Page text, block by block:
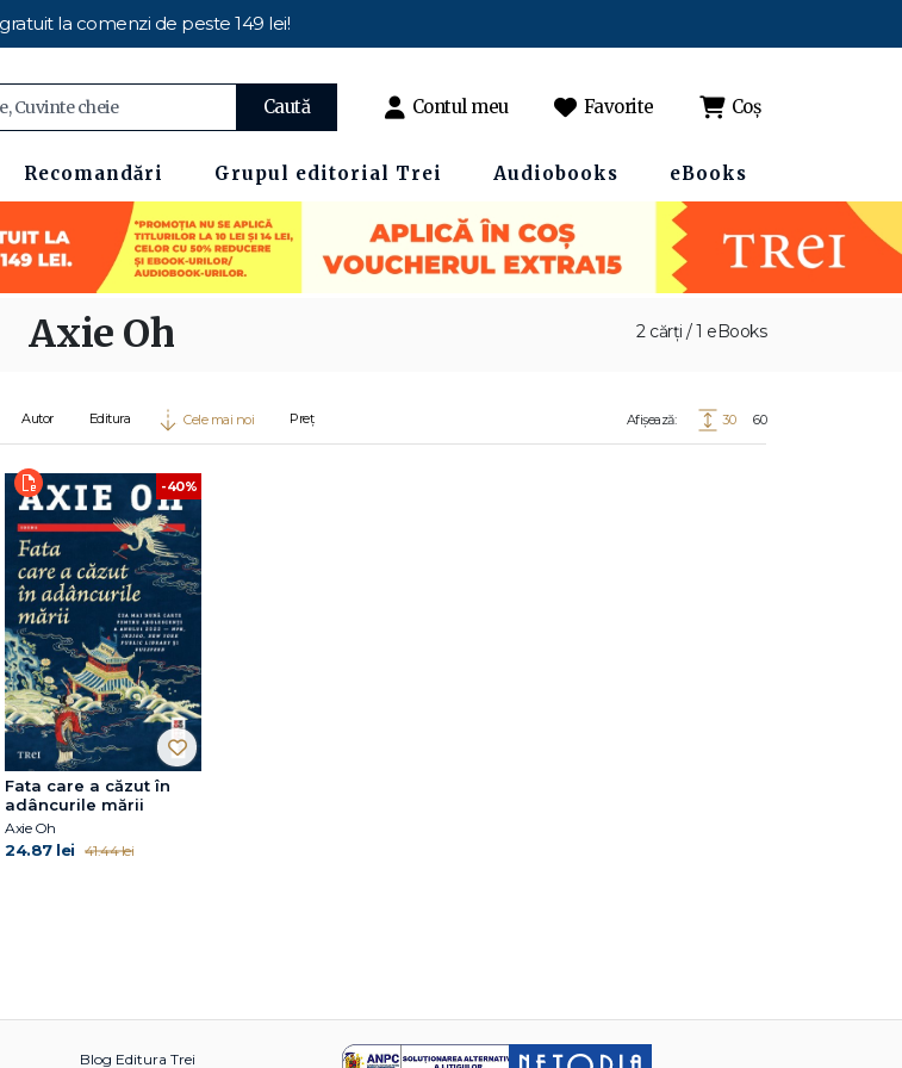
la comenzi de peste 149 lei!
Caută Contul meu Favorite Coș
Recomandări Grupul editorial Trei Audiobooks eBooks
2 cărți / 1 eBooks
Axie Oh
Autor Editura Cele mai noi Preț Afișează: 30 60
-40%
Fata care a căzut în
adâncurile mării
Axie Oh
24.87 lei 41.44 lei
Blog Editura Trei